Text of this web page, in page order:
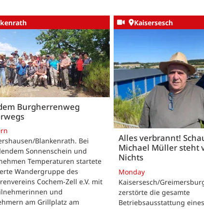
Burgherrenweg
Blankenrath. Bei
Sonnenschein und
Temperaturen startete
Wandergruppe des
Cochem-Zell e.V. mit
und
am Grillplatz am
Kaisersesch
Alles verbrannt!
Michael Müller steht
Nichts
Monday
Kaisersesch/
zerstörte die gesamte
Betriebsausstattung